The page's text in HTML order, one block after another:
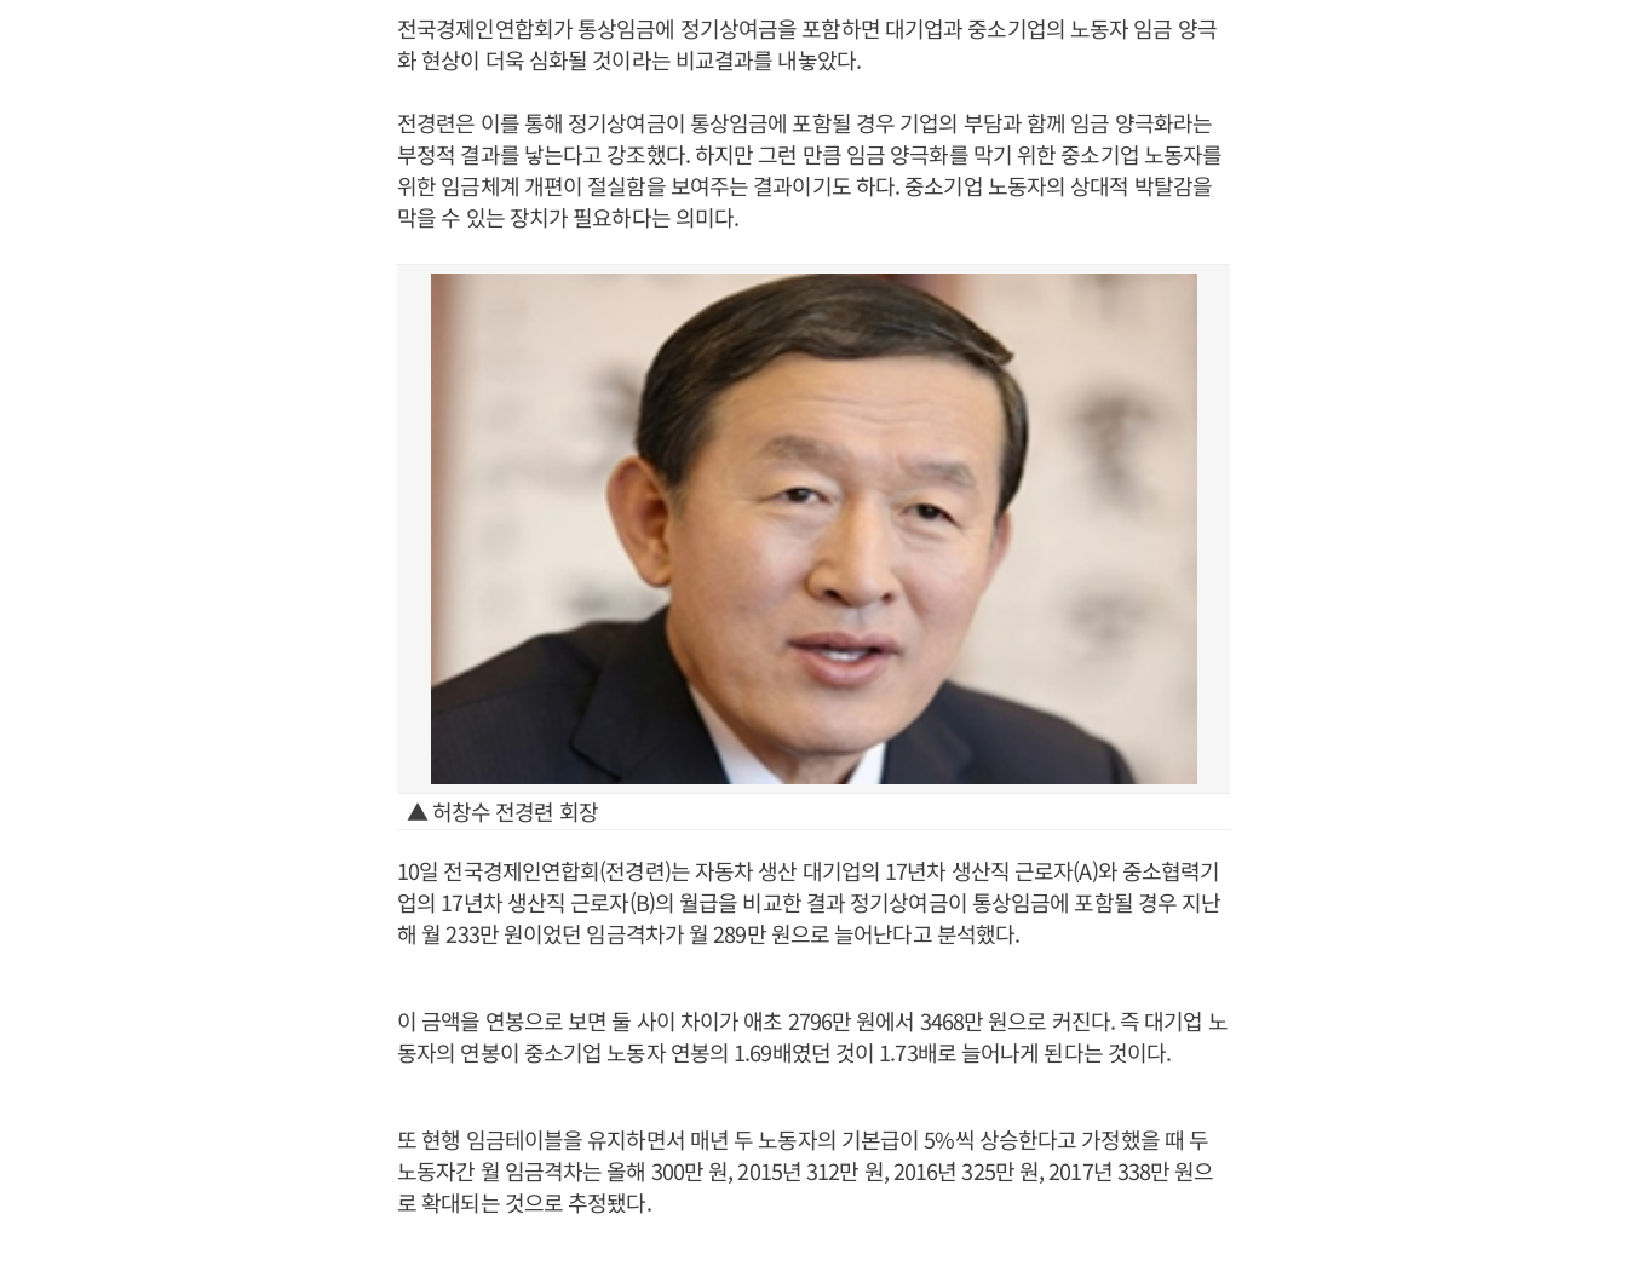
전국경제인연합회가 통상임금에 정기상여금을 포함하면 대기업과 중소기업의 노동자 임금 양극
화 현상이 더욱 심화될 것이라는 비교결과를 내놓았다.
전경련은 이를 통해 정기상여금이 통상임금에 포함될 경우 기업의 부담과 함께 임금 양극화라는
부정적 결과를 낳는다고 강조했다. 하지만 그런 만큼 임금 양극화를 막기 위한 중소기업 노동자를
위한 임금체계 개편이 절실함을 보여주는 결과이기도 하다. 중소기업 노동자의 상대적 박탈감을
막을 수 있는 장치가 필요하다는 의미다.
▲ 허창수 전경련 회장
10일 전국경제인연합회(전경련)는 자동차 생산 대기업의 17년차 생산직 근로자(A)와 중소협력기
업의 17년차 생산직 근로자(B)의 월급을 비교한 결과 정기상여금이 통상임금에 포함될 경우 지난
해 월 233만 원이었던 임금격차가 월 289만 원으로 늘어난다고 분석했다.
이 금액을 연봉으로 보면 둘 사이 차이가 애초 2796만 원에서 3468만 원으로 커진다. 즉 대기업 노
동자의 연봉이 중소기업 노동자 연봉의 1.69배였던 것이 1.73배로 늘어나게 된다는 것이다.
또 현행 임금테이블을 유지하면서 매년 두 노동자의 기본급이 5%씩 상승한다고 가정했을 때 두
노동자간 월 임금격차는 올해 300만 원, 2015년 312만 원, 2016년 325만 원, 2017년 338만 원으
로 확대되는 것으로 추정됐다.